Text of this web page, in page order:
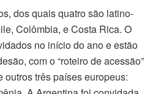
dos quais quatro são latino-
Colômbia, e Costa Rica. O
no início do ano e estão
com o “roteiro de acessão”
outros três países europeus: